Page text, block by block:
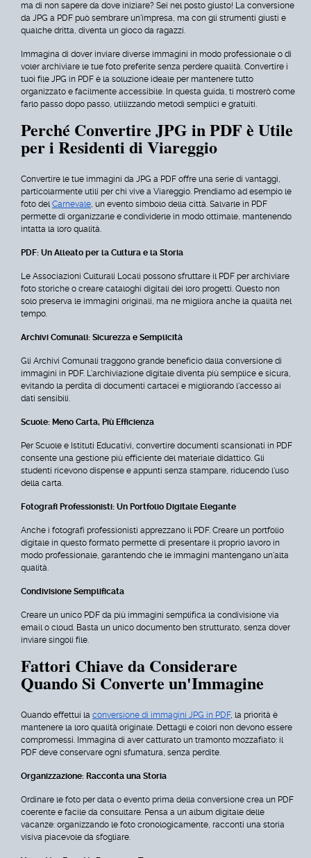
ma di non sapere da dove iniziare? Sei nel posto giusto! La conversione
da JPG a PDF può sembrare un'impresa, ma con gli strumenti giusti e
qualche dritta, diventa un gioco da ragazzi.
Immagina di dover inviare diverse immagini in modo professionale o di
voler archiviare le tue foto preferite senza perdere qualità. Convertire i
tuoi file JPG in PDF è la soluzione ideale per mantenere tutto
organizzato e facilmente accessibile. In questa guida, ti mostrerò come
farlo passo dopo passo, utilizzando metodi semplici e gratuiti.
Perché Convertire JPG in PDF è Utile
per i Residenti di Viareggio
Convertire le tue immagini da JPG a PDF offre una serie di vantaggi,
particolarmente utili per chi vive a Viareggio. Prendiamo ad esempio le
foto delCarnevale, un evento simbolo della città. Salvarle in PDF
permette di organizzarle e condividerle in modo ottimale, mantenendo
intatta la loro qualità.
PDF: Un Alleato per la Cultura e la Storia
Le Associazioni Culturali Locali possono sfruttare il PDF per archiviare
foto storiche o creare cataloghi digitali dei loro progetti. Questo non
solo preserva le immagini originali, ma ne migliora anche la qualità nel
tempo.
Archivi Comunali: Sicurezza e Semplicità
Gli Archivi Comunali traggono grande beneficio dalla conversione di
immagini in PDF. L'archiviazione digitale diventa più semplice e sicura,
evitando la perdita di documenti cartacei e migliorando l'accesso ai
dati sensibili.
Scuole: Meno Carta, Più Efficienza
Per Scuole e Istituti Educativi, convertire documenti scansionati in PDF
consente una gestione più efficiente del materiale didattico. Gli
studenti ricevono dispense e appunti senza stampare, riducendo l'uso
della carta.
Fotografi Professionisti: Un Portfolio Digitale Elegante
Anche i fotografi professionisti apprezzano il PDF. Creare un portfolio
digitale in questo formato permette di presentare il proprio lavoro in
modo professionale, garantendo che le immagini mantengano un'alta
qualità.
Condivisione Semplificata
Creare un unico PDF da più immagini semplifica la condivisione via
email o cloud. Basta un unico documento ben strutturato, senza dover
inviare singoli file.
Fattori Chiave da Considerare
Quando Si Converte un'Immagine
Quando effettui la conversione di immagini JPG in PDF, la priorità è
mantenere la loro qualità originale. Dettagli e colori non devono essere
compromessi. Immagina di aver catturato un tramonto mozzafiato: il
PDF deve conservare ogni sfumatura, senza perdite.
Organizzazione: Racconta una Storia
Ordinare le foto per data o evento prima della conversione crea un PDF
coerente e facile da consultare. Pensa a un album digitale delle
vacanze: organizzando le foto cronologicamente, racconti una storia
visiva piacevole da sfogliare.